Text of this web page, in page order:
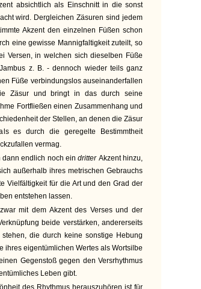
absichtlich als Einschnitt in die sonst
wird. Dergleichen Zäsuren sind jedem
Akzent den einzelnen Füßen schon
eine gewisse Mannigfaltigkeit zuteilt, so
Versen, in welchen sich dieselben Füße
z. B. - dennoch wieder teils ganz
Füße verbindungslos auseinanderfallen
Zäsur und bringt in das durch seine
Fortfließen einen Zusammenhang und
der Stellen, an denen die Zäsur
es durch die geregelte Bestimmtheit
vermag.
dann endlich noch eindritter Akzent hinzu,
außerhalb ihres metrischen Gebrauchs
Vielfältigkeit für die Art und den Grad der
entstehen lassen.
mit dem Akzent des Verses und der
beide verstärken, andererseits
die durch keine sonstige Hebung
ihres eigentümlichen Wertes als Wortsilbe
Gegenstoß gegen den Versrhythmus
Leben gibt.
des Rhythmus herauszuhören ist für